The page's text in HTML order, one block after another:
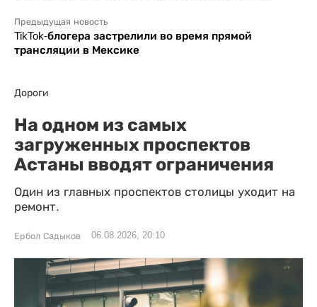
Предыдущая новость
TikTok-блогера застрелили во время прямой
трансляции в Мексике
Дороги
На одном из самых
загруженных проспектов
Астаны вводят ограничения
Один из главных проспектов столицы уходит на
ремонт.
Ербол Садыков 06.08.2026, 20:10